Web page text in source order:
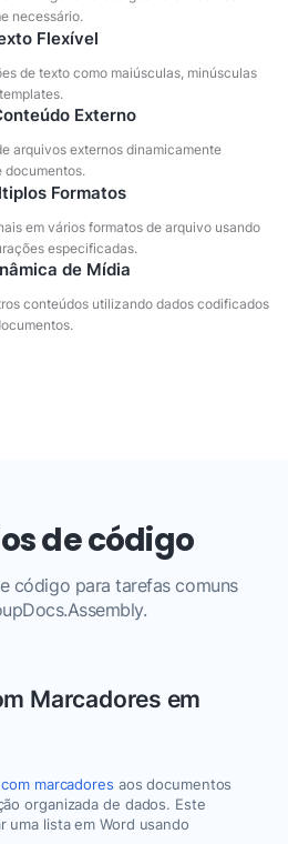
necessário.
Flexível
de texto como maiúsculas, minúsculas
Externo
arquivos externos dinamicamente
documentos.
Formatos
em vários formatos de arquivo usando
especificadas.
de Mídia
conteúdos utilizando dados codificados
de código
código para tarefas comuns
Marcadores em
marcadores aos documentos
organizada de dados. Este
uma lista em Word usando